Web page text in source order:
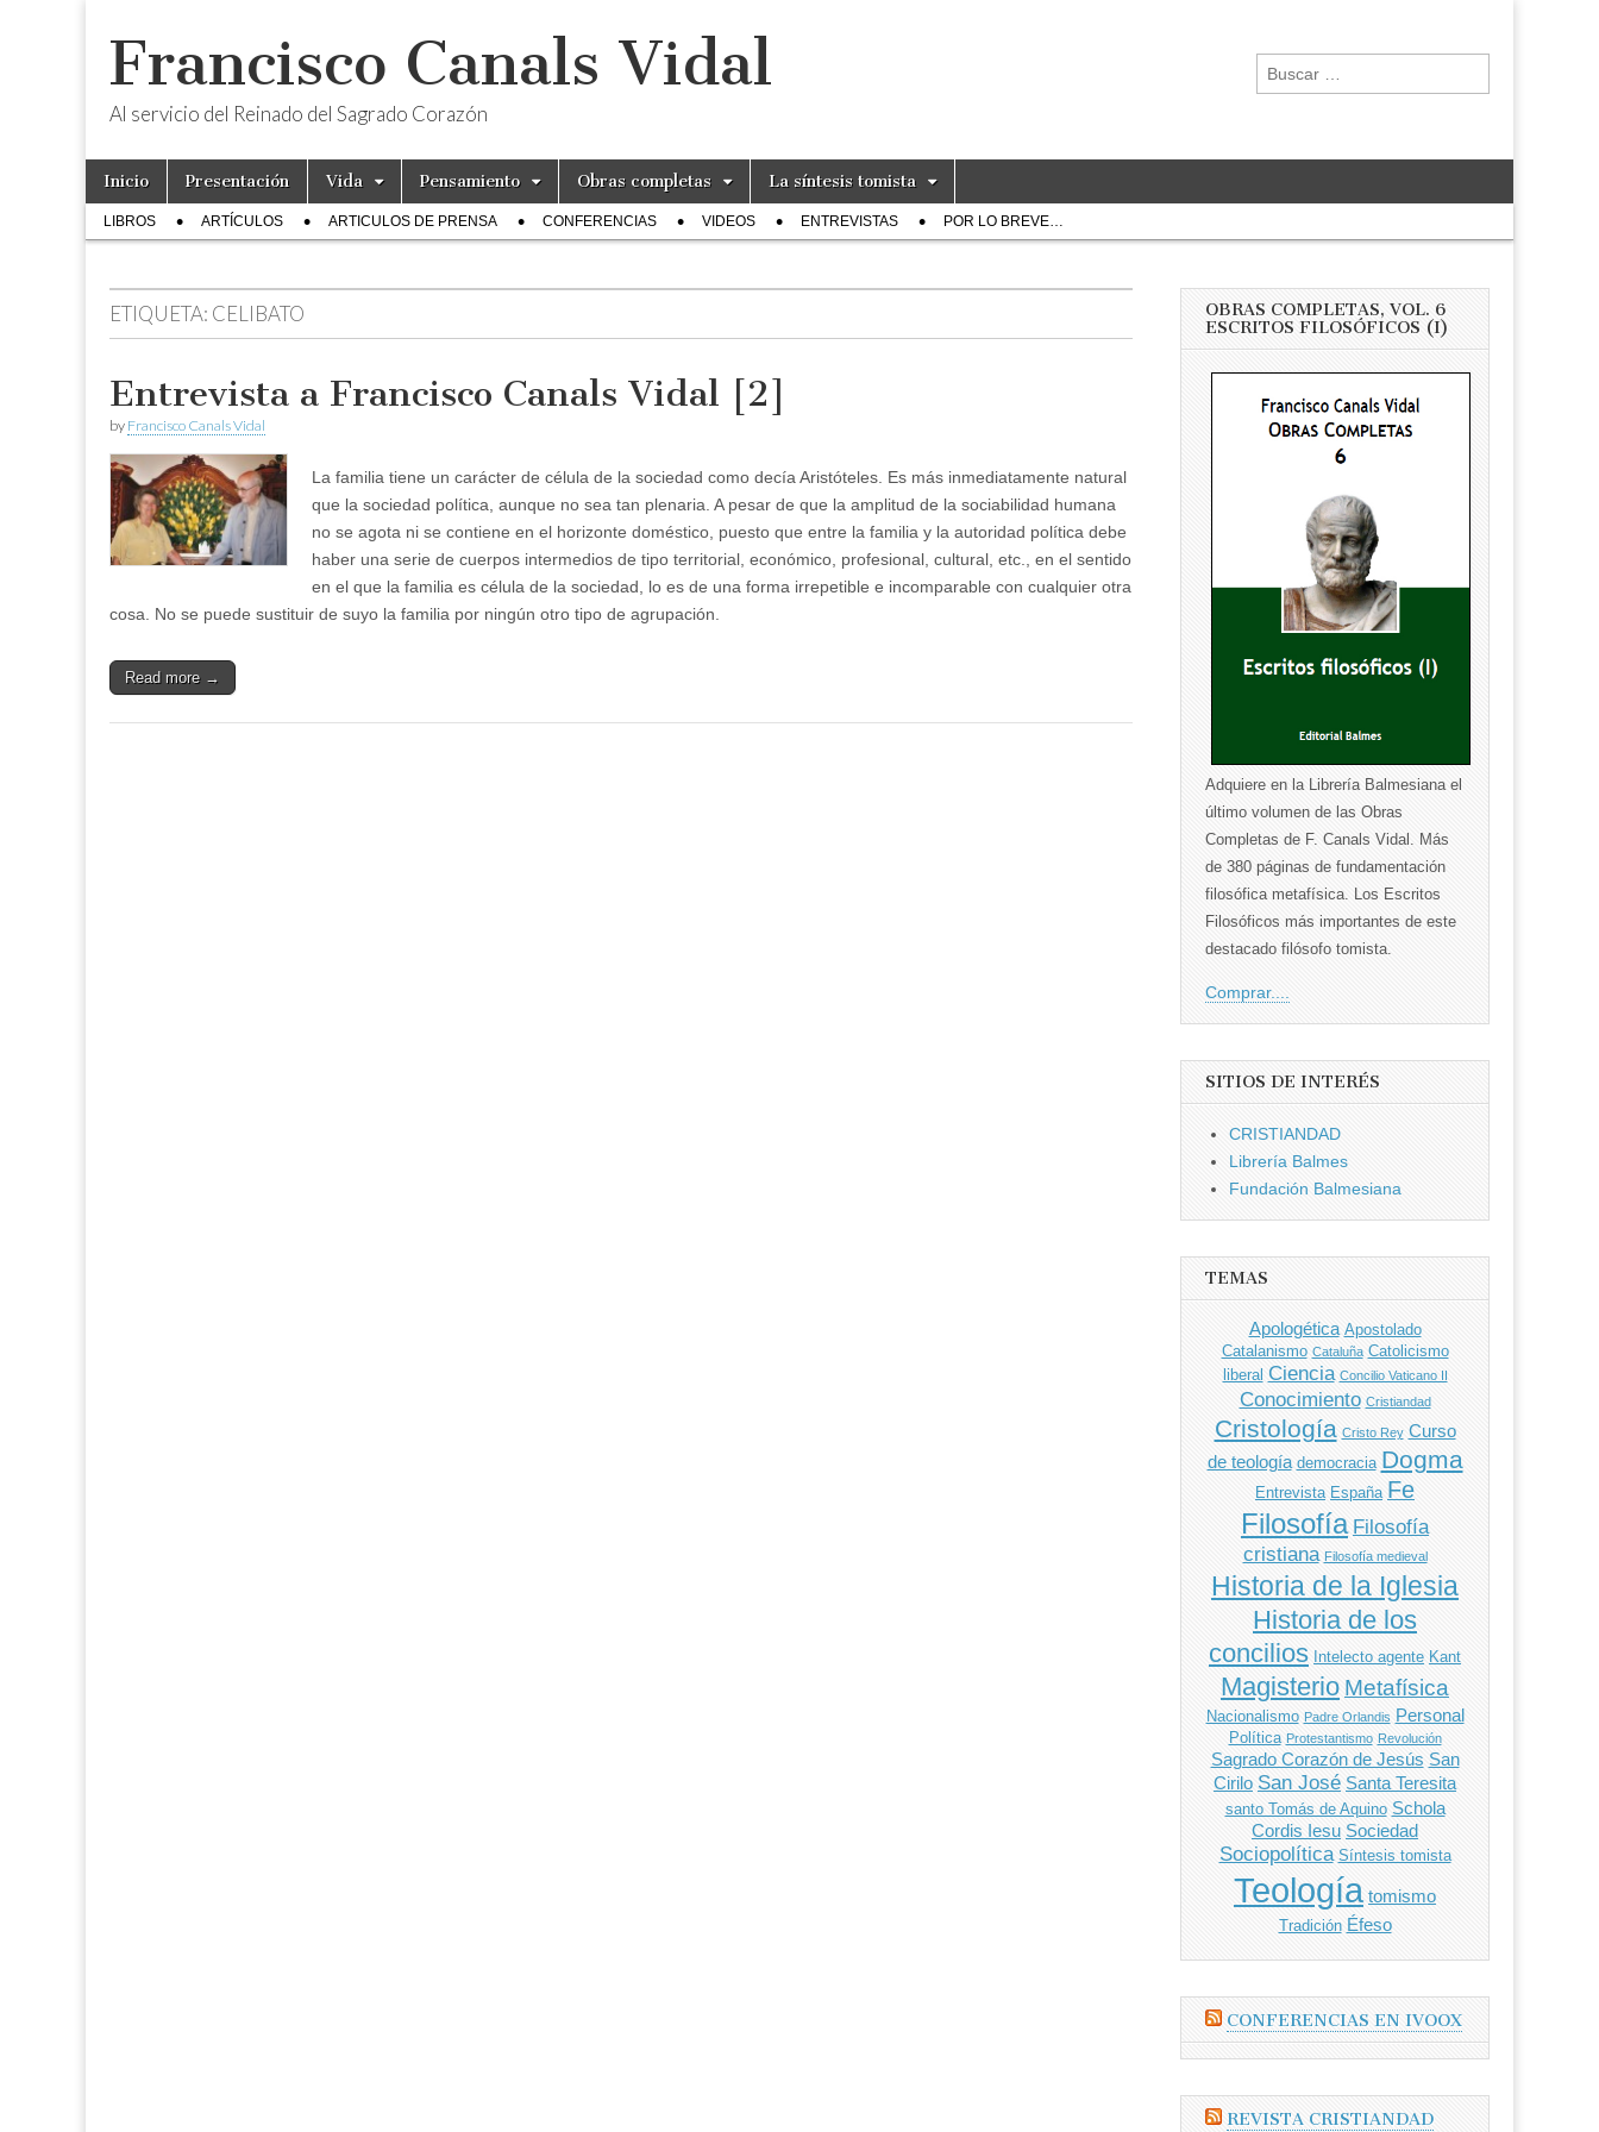
Francisco Canals Vidal
Al servicio del Reinado del Sagrado Corazón
Buscar:
Main
menu
Skip
content
Inicio Presentación Vida Pensamiento Obras completas La síntesis tomista
Sub
menu
LIBROS ARTÍCULOS ARTICULOS DE PRENSA CONFERENCIAS VIDEOS ENTREVISTAS POR LO BREVE…
ETIQUETA: CELIBATO
Entrevista a Francisco Canals Vidal [2]
by Francisco Canals Vidal
La familia tiene un carácter de célula de la sociedad como decía Aristóteles. Es más inmediatamente natural
que la sociedad política, aunque no sea tan plenaria. A pesar de que la amplitud de la sociabilidad humana
no se agota ni se contiene en el horizonte doméstico, puesto que entre la familia y la autoridad política debe
haber una serie de cuerpos intermedios de tipo territorial, económico, profesional, cultural, etc., en el sentido
en el que la familia es célula de la sociedad, lo es de una forma irrepetible e incomparable con cualquier otra
cosa. No se puede sustituir de suyo la familia por ningún otro tipo de agrupación.
Read more →
OBRAS COMPLETAS, VOL. 6
ESCRITOS FILOSÓFICOS (I)
Adquiere en la Librería Balmesiana el
último volumen de las Obras
Completas de F. Canals Vidal. Más
de 380 páginas de fundamentación
filosófica metafísica. Los Escritos
Filosóficos más importantes de este
destacado filósofo tomista.
Comprar....
SITIOS DE INTERÉS
CRISTIANDAD
Librería Balmes
Fundación Balmesiana
TEMAS
Apologética Apostolado
Catalanismo Cataluña Catolicismo
liberal Ciencia Concilio Vaticano II
Conocimiento Cristiandad
Cristología Cristo Rey Curso
de teología democracia Dogma
Entrevista España Fe
Filosofía Filosofía
cristiana Filosofía medieval
Historia de la Iglesia
Historia de los
concilios Intelecto agente Kant
Magisterio Metafísica
Nacionalismo Padre Orlandis Personal
Política Protestantismo Revolución
Sagrado Corazón de Jesús San
Cirilo San José Santa Teresita
santo Tomás de Aquino Schola
Cordis Iesu Sociedad
Sociopolítica Síntesis tomista
Teología tomismo
Tradición Éfeso
CONFERENCIAS EN IVOOX
REVISTA CRISTIANDAD